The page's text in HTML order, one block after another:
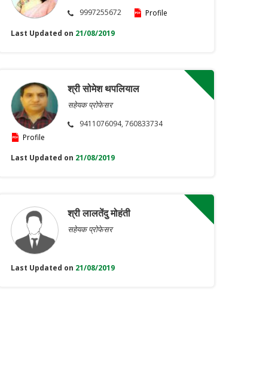
9997255672
Profile
Last Updated on 21/08/2019
श्री सोमेश थपलियाल
सहेयक प्रोफेसर
9411076094, 760833734
Profile
Last Updated on 21/08/2019
श्री लालतेंदु मोहंती
सहेयक प्रोफेसर
Last Updated on 21/08/2019